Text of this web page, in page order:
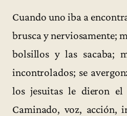
Cuando uno iba a
brusca y nerviosamente;
bolsillos y las sacaba;
incontrolados; se
los jesuitas le dieron el
Caminado, voz, acción,